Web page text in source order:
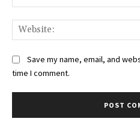
Save my name, email, and
time I comment.